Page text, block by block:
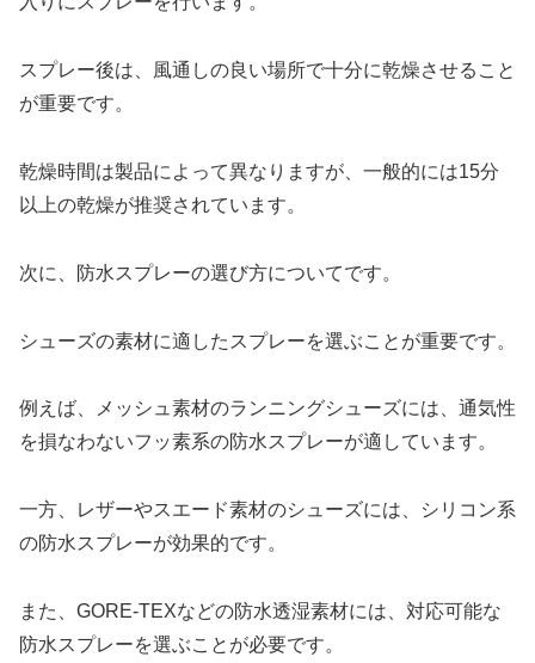
スプレー後は、風通しの良い場所で十分に乾燥させること
が重要です。
乾燥時間は製品によって異なりますが、一般的には15分
以上の乾燥が推奨されています。
次に、防水スプレーの選び方についてです。
シューズの素材に適したスプレーを選ぶことが重要です。
例えば、メッシュ素材のランニングシューズには、通気性
を損なわないフッ素系の防水スプレーが適しています。
一方、レザーやスエード素材のシューズには、シリコン系
の防水スプレーが効果的です。
また、GORE-TEXなどの防水透湿素材には、対応可能な
防水スプレーを選ぶことが必要です。